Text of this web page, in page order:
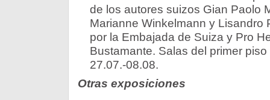
de los autores suizos Gian Paolo
Marianne Winkelmann y Lisandro
por la Embajada de Suiza y Pro
Bustamante. Salas del primer
27.07.-08.08.
Otras exposiciones